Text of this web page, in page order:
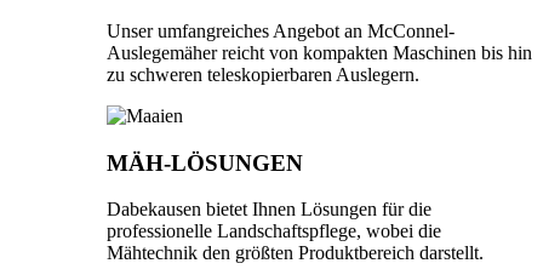
Unser umfangreiches Angebot an McConnel-
Auslegemäher reicht von kompakten Maschinen bis hin
zu schweren teleskopierbaren Auslegern.
MÄH-LÖSUNGEN
Dabekausen bietet Ihnen Lösungen für die
professionelle Landschaftspflege, wobei die
Mähtechnik den größten Produktbereich darstellt.